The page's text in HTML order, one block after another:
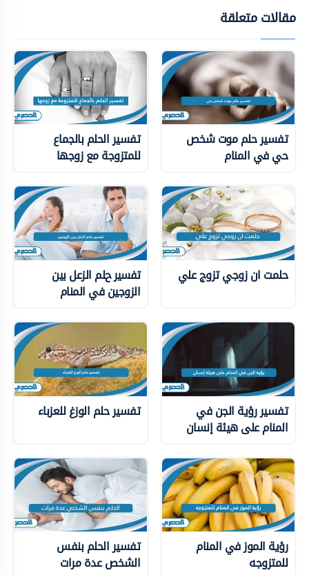
مقالات متعلقة
تفسير حلم موت شخص
حي في المنام
تفسير الحلم بالجماع
للمتزوجة مع زوجها
حلمت ان زوجي تزوج علي تفسير حلم الزعل بين
الزوجين في المنام
تفسير رؤية الجن في
المنام على هيئة إنسان
تفسير حلم الوزغ للعزباء
رؤية الموز في المنام
للمتزوجه
تفسير الحلم بنفس
الشخص عدة مرات